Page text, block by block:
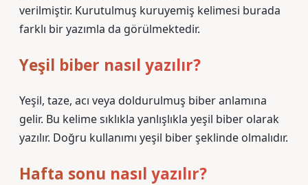
verilmiştir. Kurutulmuş kuruyemiş kelimesi burada
farklı bir yazımla da görülmektedir.
Yeşil biber nasıl yazılır?
Yeşil, taze, acı veya doldurulmuş biber anlamına
gelir. Bu kelime sıklıkla yanlışlıkla yeşil biber olarak
yazılır. Doğru kullanımı yeşil biber şeklinde olmalıdır.
Hafta sonu nasıl yazılır?